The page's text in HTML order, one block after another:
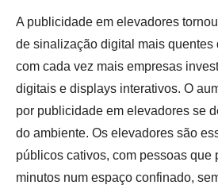
A publicidade em elevadores
de sinalização digital mais quentes
com cada vez mais empresas
digitais e displays interativos. O
por publicidade em elevadores se
do ambiente. Os elevadores são
públicos cativos, com pessoas que
minutos num espaço confinado,